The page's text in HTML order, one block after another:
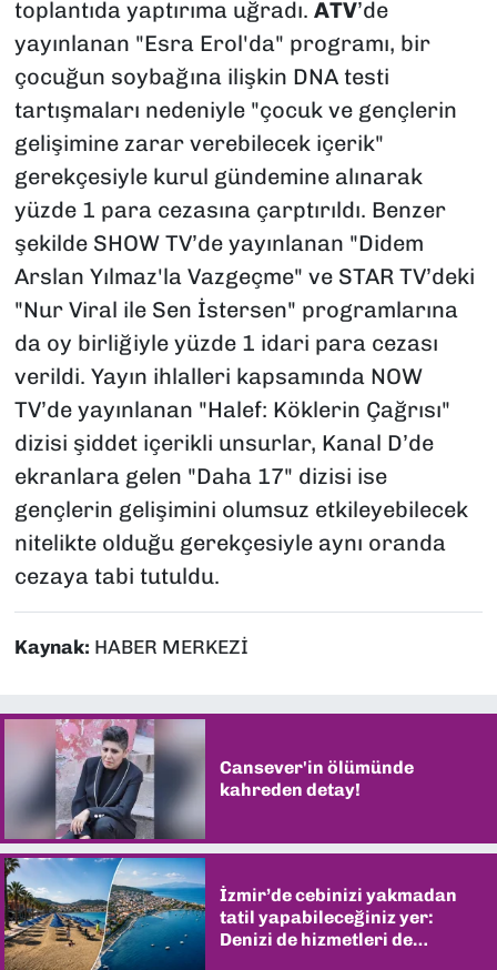
toplantıda yaptırıma uğradı. ATV’de
yayınlanan "Esra Erol'da" programı, bir
çocuğun soybağına ilişkin DNA testi
tartışmaları nedeniyle "çocuk ve gençlerin
gelişimine zarar verebilecek içerik"
gerekçesiyle kurul gündemine alınarak
yüzde 1 para cezasına çarptırıldı. Benzer
şekilde SHOW TV’de yayınlanan "Didem
Arslan Yılmaz'la Vazgeçme" ve STAR TV’deki
"Nur Viral ile Sen İstersen" programlarına
da oy birliğiyle yüzde 1 idari para cezası
verildi. Yayın ihlalleri kapsamında NOW
TV’de yayınlanan "Halef: Köklerin Çağrısı"
dizisi şiddet içerikli unsurlar, Kanal D’de
ekranlara gelen "Daha 17" dizisi ise
gençlerin gelişimini olumsuz etkileyebilecek
nitelikte olduğu gerekçesiyle aynı oranda
cezaya tabi tutuldu.
Kaynak: HABER MERKEZİ
Cansever'in ölümünde
kahreden detay!
İzmir’de cebinizi yakmadan
tatil yapabileceğiniz yer:
Denizi de hizmetleri de